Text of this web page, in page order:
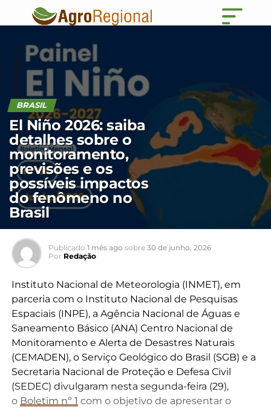
BRASIL
El Niño 2026: saiba
detalhes sobre o
monitoramento,
previsões e os
possíveis impactos
do fenômeno no
Brasil
Publicado 1 mês ago sobre 30 de junho, 2026
Por Redação
Instituto Nacional de Meteorologia (INMET), em
parceria com o Instituto Nacional de Pesquisas
Espaciais (INPE), a Agência Nacional de Águas e
Saneamento Básico (ANA) Centro Nacional de
Monitoramento e Alerta de Desastres Naturais
(CEMADEN), o Serviço Geológico do Brasil (SGB) e a
Secretaria Nacional de Proteção e Defesa Civil
(SEDEC) divulgaram nesta segunda-feira (29),
o Boletim nº 1 com o objetivo de apresentar o